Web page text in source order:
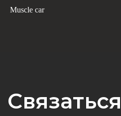
Muscle car